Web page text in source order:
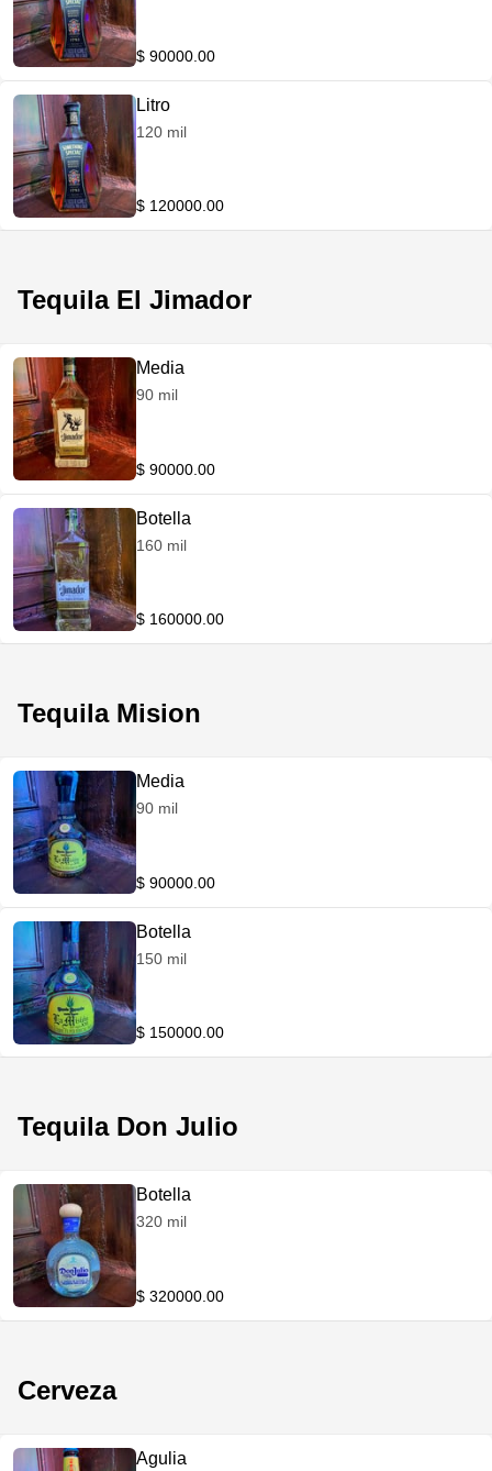
$ 90000.00
Litro
120 mil
$ 120000.00
Tequila El Jimador
Media
90 mil
$ 90000.00
Botella
160 mil
$ 160000.00
Tequila Mision
Media
90 mil
$ 90000.00
Botella
150 mil
$ 150000.00
Tequila Don Julio
Botella
320 mil
$ 320000.00
Cerveza
Agulia